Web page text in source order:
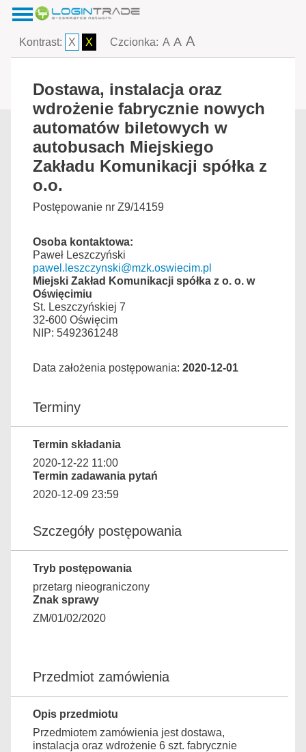
Kontrast: X X Czcionka: A A A
Dostawa, instalacja oraz
wdrożenie fabrycznie nowych
automatów biletowych w
autobusach Miejskiego
Zakładu Komunikacji spółka z
o.o.
Postępowanie nr Z9/14159
Osoba kontaktowa:
Paweł Leszczyński
pawel.leszczynski@mzk.oswiecim.pl
Miejski Zakład Komunikacji spółka z o. o. w
Oświęcimiu
St. Leszczyńskiej 7
32-600 Oświęcim
NIP: 5492361248
Data założenia postępowania: 2020-12-01
Terminy
Termin składania
2020-12-22 11:00
Termin zadawania pytań
2020-12-09 23:59
Szczegóły postępowania
Tryb postępowania
przetarg nieograniczony
Znak sprawy
ZM/01/02/2020
Przedmiot zamówienia
Opis przedmiotu
Przedmiotem zamówienia jest dostawa,
instalacja oraz wdrożenie 6 szt. fabrycznie